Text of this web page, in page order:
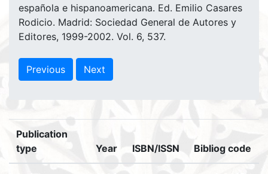
española e hispanoamericana. Ed. Emilio Casares
Rodicio. Madrid: Sociedad General de Autores y
Editores, 1999-2002. Vol. 6, 537.
Previous Next
Publication
type
Year ISBN/ISSN Bibliog code